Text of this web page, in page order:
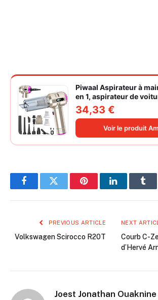
Piwaal Aspirateur à
en 1, aspirateur de
000 Pa avec moteur
souffleur électrique à
220 000 tr/min 3
d'animaux
34,33 €
Voir le produit
FacebookTwitter PinterestLinkedIn
PREVIOUS ARTICLE
Volkswagen Scirocco R20T
NEXT
Courb C-
d’Hervé
Joest Jonathan Ouaknine